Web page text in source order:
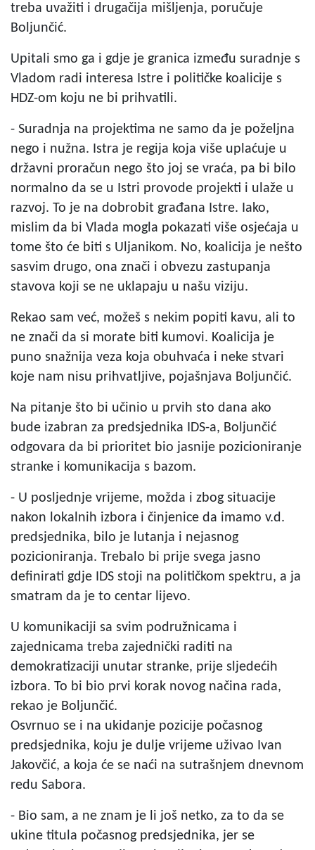
treba uvažiti i drugačija mišljenja, poručuje
Boljunčić.
Upitali smo ga i gdje je granica između suradnje s
Vladom radi interesa Istre i političke koalicije s
HDZ-om koju ne bi prihvatili.
- Suradnja na projektima ne samo da je poželjna
nego i nužna. Istra je regija koja više uplaćuje u
državni proračun nego što joj se vraća, pa bi bilo
normalno da se u Istri provode projekti i ulaže u
razvoj. To je na dobrobit građana Istre. Iako,
mislim da bi Vlada mogla pokazati više osjećaja u
tome što će biti s Uljanikom. No, koalicija je nešto
sasvim drugo, ona znači i obvezu zastupanja
stavova koji se ne uklapaju u našu viziju.
Rekao sam već, možeš s nekim popiti kavu, ali to
ne znači da si morate biti kumovi. Koalicija je
puno snažnija veza koja obuhvaća i neke stvari
koje nam nisu prihvatljive, pojašnjava Boljunčić.
Na pitanje što bi učinio u prvih sto dana ako
bude izabran za predsjednika IDS-a, Boljunčić
odgovara da bi prioritet bio jasnije pozicioniranje
stranke i komunikacija s bazom.
- U posljednje vrijeme, možda i zbog situacije
nakon lokalnih izbora i činjenice da imamo v.d.
predsjednika, bilo je lutanja i nejasnog
pozicioniranja. Trebalo bi prije svega jasno
definirati gdje IDS stoji na političkom spektru, a ja
smatram da je to centar lijevo.
U komunikaciji sa svim podružnicama i
zajednicama treba zajednički raditi na
demokratizaciji unutar stranke, prije sljedećih
izbora. To bi bio prvi korak novog načina rada,
rekao je Boljunčić.
Osvrnuo se i na ukidanje pozicije počasnog
predsjednika, koju je dulje vrijeme uživao Ivan
Jakovčić, a koja će se naći na sutrašnjem dnevnom
redu Sabora.
- Bio sam, a ne znam je li još netko, za to da se
ukine titula počasnog predsjednika, jer se